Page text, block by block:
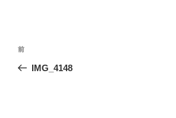
投
ナ
前
の
前
IMG_4148